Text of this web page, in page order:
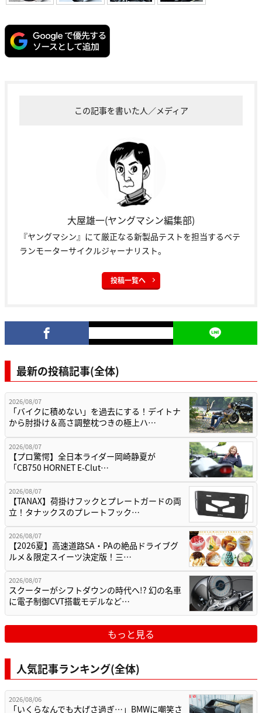
この記事を書いた人／メディア
大屋雄一(ヤングマシン編集部)
『ヤングマシン』にて厳正なる新製品テストを担当するベテ
ランモーターサイクルジャーナリスト。
投稿一覧へ
最新の投稿記事(全体)
2026/08/07
「バイクに積めない」を過去にする！デイトナ
から肘掛け＆高さ調整枕つきの極上ハ…
2026/08/07
【プロ驚愕】全日本ライダー岡崎静夏が
「CB750 HORNET E-Clut…
2026/08/07
【TANAX】荷掛けフックとプレートガードの両
立！タナックスのプレートフック…
2026/08/07
【2026夏】高速道路SA・PAの絶品ドライブグ
ルメ＆限定スイーツ決定版！三…
2026/08/07
スクーターがシフトダウンの時代へ!? 幻の名車
に電子制御CVT搭載モデルなど…
もっと見る
人気記事ランキング(全体)
2026/08/06
「いくらなんでも大げさ過ぎ…」BMWに嘲笑さ